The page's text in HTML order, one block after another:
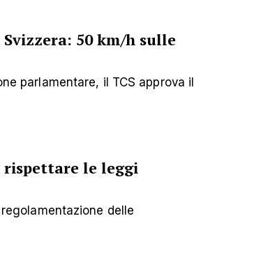
50 km/h sulle
parlamentare, il TCS approva il
rispettare le leggi
delle